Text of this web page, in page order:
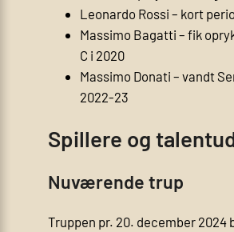
Leonardo Rossi – kort
Massimo Bagatti – fik
C i 2020
Massimo Donati – vandt
2022-23
Spillere og
Nuværende trup
Truppen pr. 20. december 2024